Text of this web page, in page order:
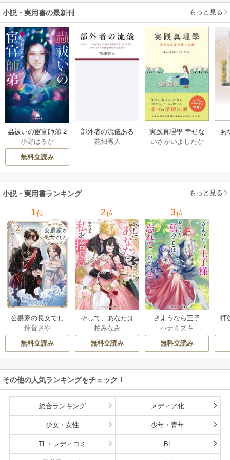
小説・実用書の最新刊 もっと見る
蟲祓いの宦官師弟 2
巻
小野はるか
無料立読み
部外者の流儀ある
日、三木たかしの5
したか 1巻
花畑秀人
実践真理學 幸せな
お金の使い方編 1巻
いさがいよしたか
あ
小説・実用書ランキング もっと見る
1位
公爵家の長女でし
た
鈴音さや
無料立読み
2位
そして、あなたは
私を捨てる
柏みなみ
無料立読み
3位
さようなら王子
様、どうか私のこ
とは忘れてくださ
い
ハナミズキ
無料立読み
拝
その他の人気ランキングをチェック！
総合ランキング メディア化
少女・女性 少年・青年
TL・レディコミ BL